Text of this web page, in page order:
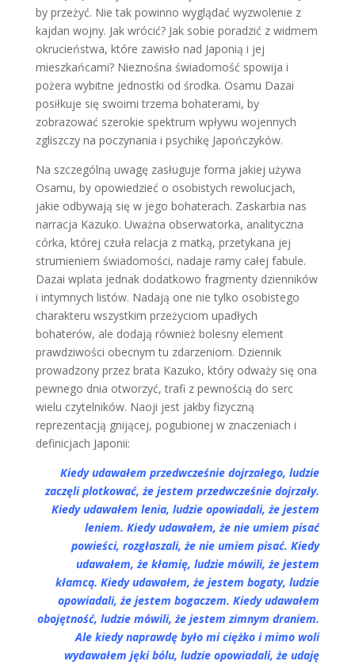
by przeżyć. Nie tak powinno wyglądać wyzwolenie z
kajdan wojny. Jak wrócić? Jak sobie poradzić z widmem
okrucieństwa, które zawisło nad Japonią i jej
mieszkańcami? Nieznośna świadomość spowija i
pożera wybitne jednostki od środka. Osamu Dazai
posiłkuje się swoimi trzema bohaterami, by
zobrazować szerokie spektrum wpływu wojennych
zgliszczy na poczynania i psychikę Japończyków.
Na szczególną uwagę zasługuje forma jakiej używa
Osamu, by opowiedzieć o osobistych rewolucjach,
jakie odbywają się w jego bohaterach. Zaskarbia nas
narracja Kazuko. Uważna obserwatorka, analityczna
córka, której czuła relacja z matką, przetykana jej
strumieniem świadomości, nadaje ramy całej fabule.
Dazai wplata jednak dodatkowo fragmenty dzienników
i intymnych listów. Nadają one nie tylko osobistego
charakteru wszystkim przeżyciom upadłych
bohaterów, ale dodają również bolesny element
prawdziwości obecnym tu zdarzeniom. Dziennik
prowadzony przez brata Kazuko, który odważy się ona
pewnego dnia otworzyć, trafi z pewnością do serc
wielu czytelników. Naoji jest jakby fizyczną
reprezentacją gnijącej, pogubionej w znaczeniach i
definicjach Japonii:
Kiedy udawałem przedwcześnie dojrzałego, ludzie
zaczęli plotkować, że jestem przedwcześnie dojrzały.
Kiedy udawałem lenia, ludzie opowiadali, że jestem
leniem. Kiedy udawałem, że nie umiem pisać
powieści, rozgłaszali, że nie umiem pisać. Kiedy
udawałem, że kłamię, ludzie mówili, że jestem
kłamcą. Kiedy udawałem, że jestem bogaty, ludzie
opowiadali, że jestem bogaczem. Kiedy udawałem
obojętność, ludzie mówili, że jestem zimnym draniem.
Ale kiedy naprawdę było mi ciężko i mimo woli
wydawałem jęki bólu, ludzie opowiadali, że udaję